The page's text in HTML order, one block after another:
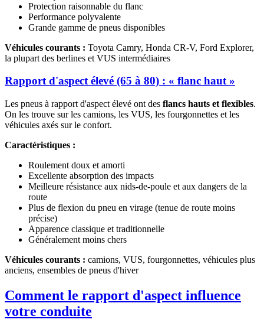
Protection raisonnable du flanc
Performance polyvalente
Grande gamme de pneus disponibles
Véhicules courants : Toyota Camry, Honda CR-V, Ford Explorer,
la plupart des berlines et VUS intermédiaires
Rapport d'aspect élevé (65 à 80) : « flanc haut »
Les pneus à rapport d'aspect élevé ont des flancs hauts et flexibles.
On les trouve sur les camions, les VUS, les fourgonnettes et les
véhicules axés sur le confort.
Caractéristiques :
Roulement doux et amorti
Excellente absorption des impacts
Meilleure résistance aux nids-de-poule et aux dangers de la
route
Plus de flexion du pneu en virage (tenue de route moins
précise)
Apparence classique et traditionnelle
Généralement moins chers
Véhicules courants : camions, VUS, fourgonnettes, véhicules plus
anciens, ensembles de pneus d'hiver
Comment le rapport d'aspect influence
votre conduite